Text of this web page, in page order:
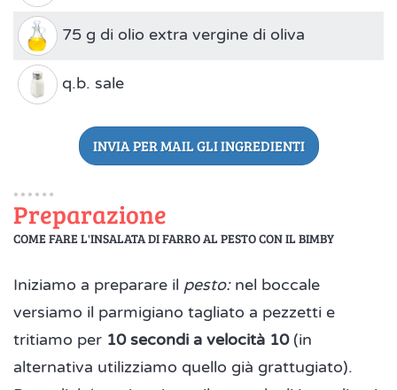
75 g di olio extra vergine di oliva
q.b. sale
INVIA PER MAIL GLI INGREDIENTI
Preparazione
COME FARE L'INSALATA DI FARRO AL PESTO CON IL BIMBY
Iniziamo a preparare il pesto:nel boccale
versiamo il parmigiano tagliato a pezzetti e
tritiamo per 10 secondi a velocità 10 (in
alternativa utilizziamo quello già grattugiato).